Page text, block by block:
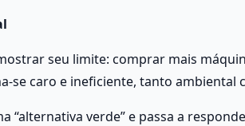
seu limite: comprar mais
se caro e ineficiente, tanto ambiental
“alternativa verde” e passa a